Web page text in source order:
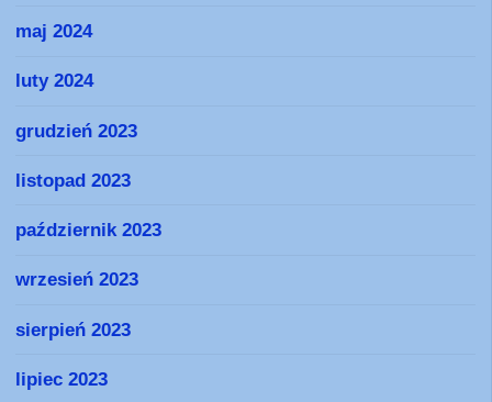
maj 2024
luty 2024
grudzień 2023
listopad 2023
październik 2023
wrzesień 2023
sierpień 2023
lipiec 2023